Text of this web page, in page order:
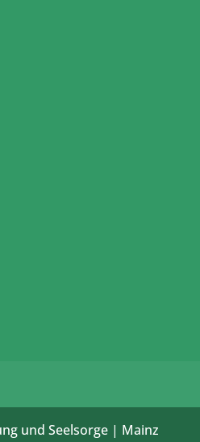
und Seelsorge | Mainz